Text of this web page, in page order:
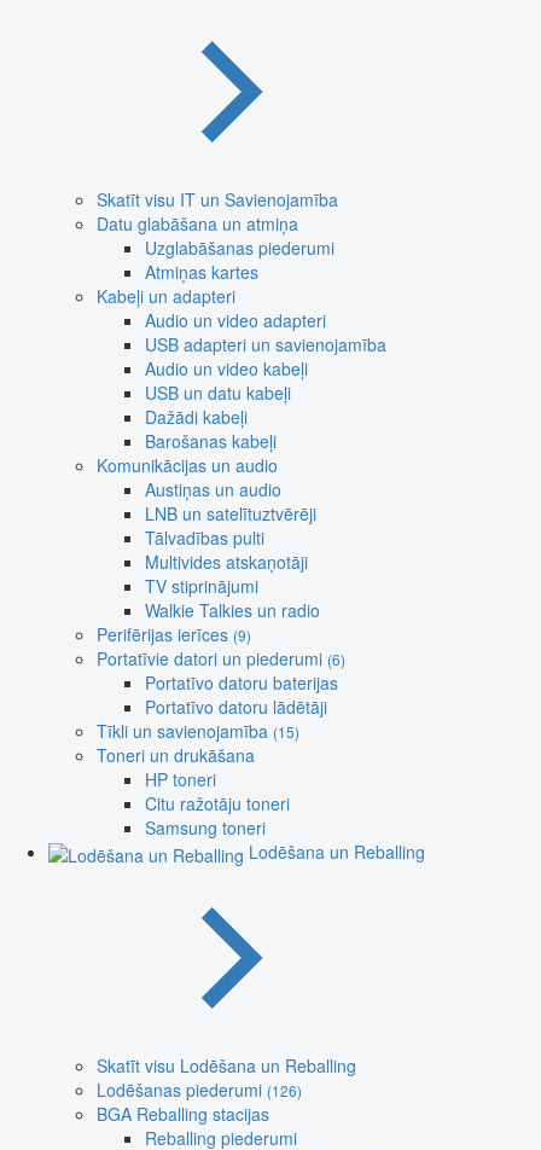
Skatīt visu IT un Savienojamība
Datu glabāšana un atmiņa
Uzglabāšanas piederumi
Atmiņas kartes
Kabeļi un adapteri
Audio un video adapteri
USB adapteri un savienojamība
Audio un video kabeļi
USB un datu kabeļi
Dažādi kabeļi
Barošanas kabeļi
Komunikācijas un audio
Austiņas un audio
LNB un satelītuztvērēji
Tālvadības pulti
Multivides atskaņotāji
TV stiprinājumi
Walkie Talkies un radio
Perifērijas ierīces (9)
Portatīvie datori un piederumi (6)
Portatīvo datoru baterijas
Portatīvo datoru lādētāji
Tīkli un savienojamība (15)
Toneri un drukāšana
HP toneri
Citu ražotāju toneri
Samsung toneri
Lodēšana un Reballing
Skatīt visu Lodēšana un Reballing
Lodēšanas piederumi (126)
BGA Reballing stacijas
Reballing piederumi